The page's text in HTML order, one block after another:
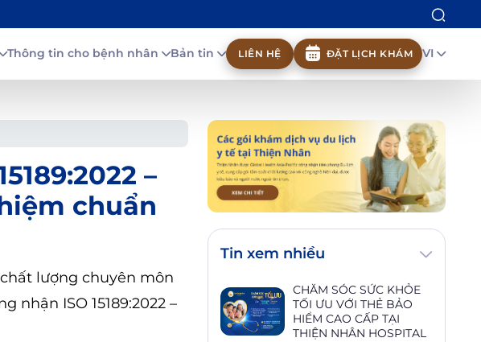
Thông tin cho bệnh nhân Bản tin LIÊN HỆ ĐẶT LỊCH KHÁM VI
–
chuẩn
lượng chuyên môn
ISO 15189:2022 –
Tin xem nhiều
CHĂM SÓC SỨC KHỎE
TỐI ƯU VỚI THẺ BẢO
HIỂM CAO CẤP TẠI
THIỆN NHÂN HOSPITAL